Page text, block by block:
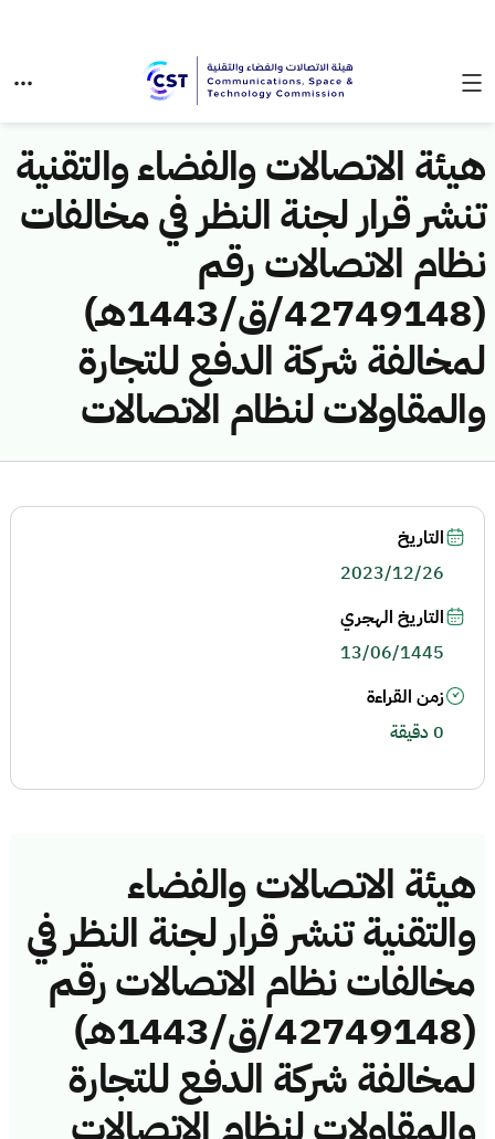
هيئة الاتصالات والفضاء والتقنية
تنشر قرار لجنة النظر في مخالفات
نظام الاتصالات رقم
(42749148/ق/1443هـ)
لمخالفة شركة الدفع للتجارة
والمقاولات لنظام الاتصالات
هيئة الاتصالات والفضاء
والتقنية تنشر قرار لجنة النظر في
مخالفات نظام الاتصالات رقم
(42749148/ق/1443هـ)
لمخالفة شركة الدفع للتجارة
التاريخ
2023/12/26
التاريخ الهجري
13/06/1445
زمن القراءة
0 دقيقة